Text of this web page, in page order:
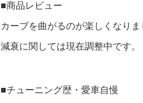
■商品レビュー
カーブを曲がるのが楽しくなりま
減衰に関しては現在調整中です。
■チューニング歴・愛車自慢